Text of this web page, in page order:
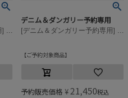
デニム＆ダンガリー予約専用
ご予約対象商品
予約販売価格 ¥ 21,450税込